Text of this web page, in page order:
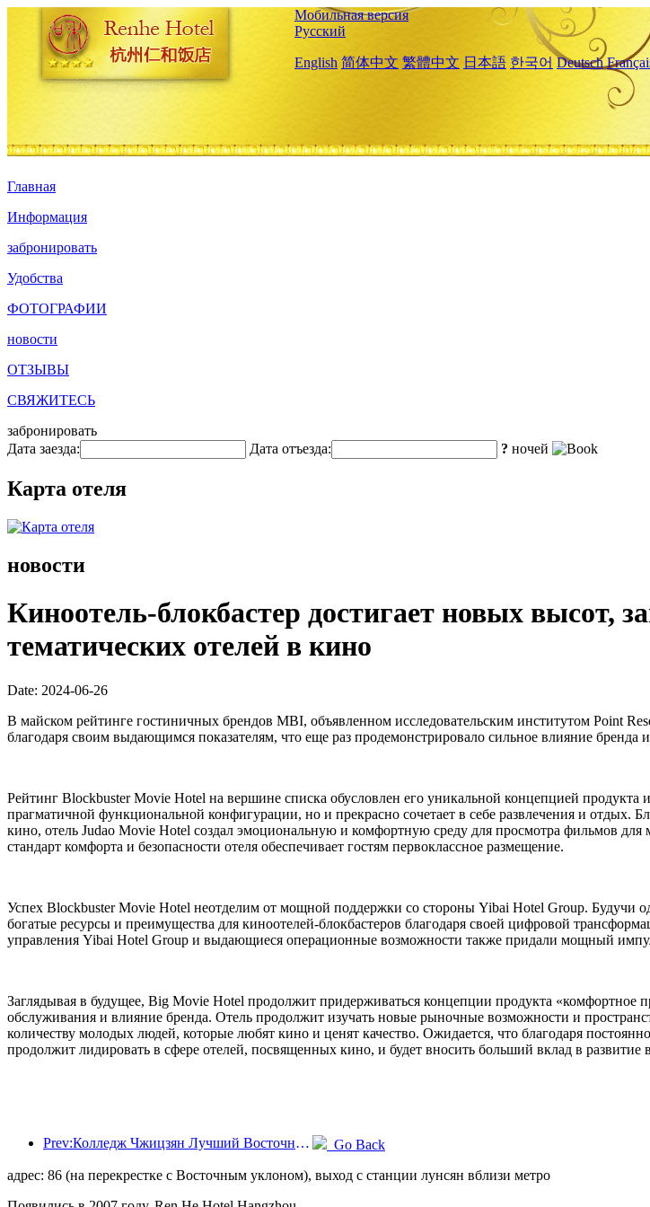
Мобильная версия
Русский
English 简体中文 繁體中文 日本語 한국어 Deutsch
Главная
Информация
забронировать
Удобства
ФОТОГРАФИИ
новости
ОТЗЫВЫ
СВЯЖИТЕСЬ
забронировать
Дата заезда:
Дата отъезда: ? ночей
Карта отеля
новости
Киноотель-блокбастер достигает новых высот,
тематических отелей в кино
Date: 2024-06-26
В майском рейтинге гостиничных брендов MBI, объявленном исследовательским институтом Point
благодаря своим выдающимся показателям, что еще раз продемонстрировало сильное влияние бренда
Рейтинг Blockbuster Movie Hotel на вершине списка обусловлен его уникальной концепцией
прагматичной функциональной конфигурации, но и прекрасно сочетает в себе развлечения и отдых.
кино, отель Judao Movie Hotel создал эмоциональную и комфортную среду для просмотра фильмов
стандарт комфорта и безопасности отеля обеспечивает гостям первоклассное размещение.
Успех Blockbuster Movie Hotel неотделим от мощной поддержки со стороны Yibai Hotel Group. Будучи
богатые ресурсы и преимущества для киноотелей-блокбастеров благодаря своей цифровой
управления Yibai Hotel Group и выдающиеся операционные возможности также придали мощный
Заглядывая в будущее, Big Movie Hotel продолжит придерживаться концепции продукта
обслуживания и влияние бренда. Отель продолжит изучать новые рыночные возможности и
количеству молодых людей, которые любят кино и ценят качество. Ожидается, что благодаря
продолжит лидировать в сфере отелей, посвященных кино, и будет вносить больший вклад в развитие
Prev:Колледж Чжицзян Лучший Восточный и Чжэцзянский технологический университет успешно провел совместный образовательный форум «Интеллектуальная интеграция · общее будущее»
Go Back
адрес: 86 (на перекрестке с Восточным уклоном), выход с станции лунсян вблизи метро